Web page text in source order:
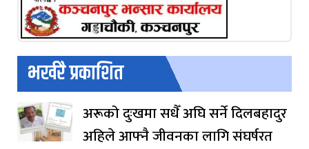
भर्खरै प्रकाशित
अरूको दुःखमा सधैँ अघि सर्ने दिलबहादुर
अहिले आफ्नै जीवनका लागि संघर्षरत